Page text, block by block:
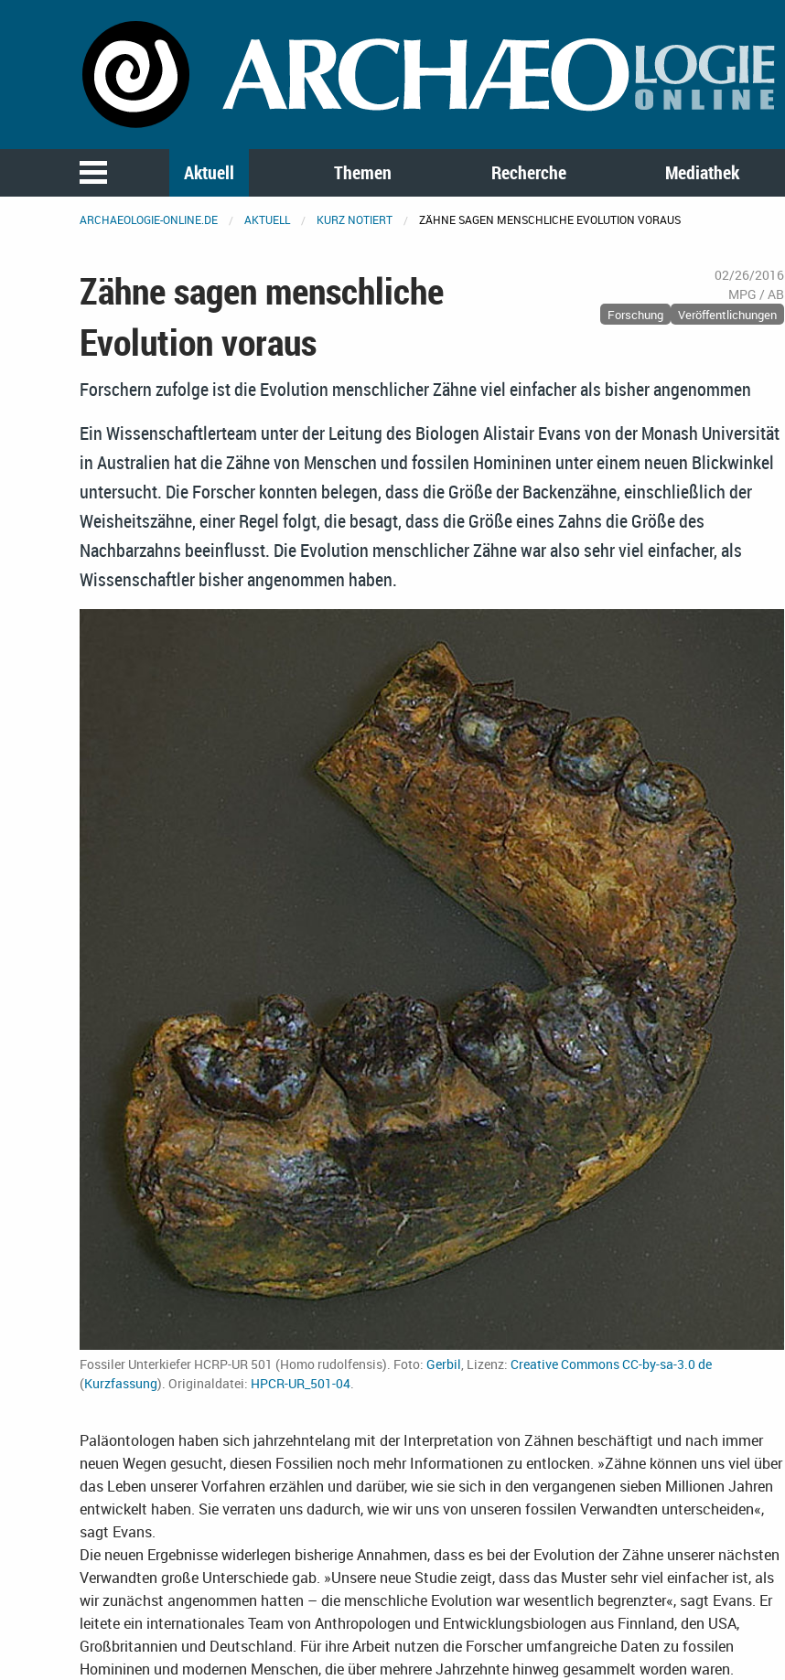
Aktuell Themen Recherche Mediathek
ARCHAEOLOGIE-ONLINE.DE AKTUELL KURZ NOTIERT ZÄHNE SAGEN MENSCHLICHE EVOLUTION VORAUS
Zähne sagen menschliche
Evolution voraus
02/26/2016
MPG / AB
Forschung Veröffentlichungen
Forschern zufolge ist die Evolution menschlicher Zähne viel einfacher als bisher angenommen
Ein Wissenschaftlerteam unter der Leitung des Biologen Alistair Evans von der Monash Universität
in Australien hat die Zähne von Menschen und fossilen Homininen unter einem neuen Blickwinkel
untersucht. Die Forscher konnten belegen, dass die Größe der Backenzähne, einschließlich der
Weisheitszähne, einer Regel folgt, die besagt, dass die Größe eines Zahns die Größe des
Nachbarzahns beeinflusst. Die Evolution menschlicher Zähne war also sehr viel einfacher, als
Wissenschaftler bisher angenommen haben.
Fossiler Unterkiefer HCRP-UR 501 (Homo rudolfensis). Foto: Gerbil , Lizenz: Creative Commons CC-by-sa-3.0 de
(Kurzfassung). Originaldatei: HPCR-UR_501-04
Paläontologen haben sich jahrzehntelang mit der Interpretation von Zähnen beschäftigt und nach immer
neuen Wegen gesucht, diesen Fossilien noch mehr Informationen zu entlocken. »Zähne können uns viel über
das Leben unserer Vorfahren erzählen und darüber, wie sie sich in den vergangenen sieben Millionen Jahren
entwickelt haben. Sie verraten uns dadurch, wie wir uns von unseren fossilen Verwandten unterscheiden«,
sagt Evans.
Die neuen Ergebnisse widerlegen bisherige Annahmen, dass es bei der Evolution der Zähne unserer nächsten
Verwandten große Unterschiede gab. »Unsere neue Studie zeigt, dass das Muster sehr viel einfacher ist, als
wir zunächst angenommen hatten – die menschliche Evolution war wesentlich begrenzter«, sagt Evans. Er
leitete ein internationales Team von Anthropologen und Entwicklungsbiologen aus Finnland, den USA,
Großbritannien und Deutschland. Für ihre Arbeit nutzen die Forscher umfangreiche Daten zu fossilen
Homininen und modernen Menschen, die über mehrere Jahrzehnte hinweg gesammelt worden waren.